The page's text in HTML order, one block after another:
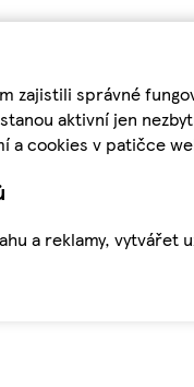
zajistili správné
aktivní jen
a cookies v patičce
a reklamy,